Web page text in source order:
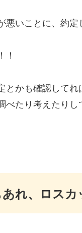
悪いことに、約
！
とかも確認して
べたり考えたり
れ、ロス